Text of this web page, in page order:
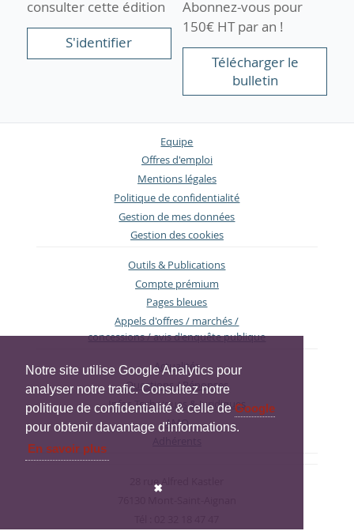
Notre site utilise Google Analytics pour
analyser notre trafic. Consultez notre
politique de confidentialité & celle de Google
pour obtenir davantage d'informations.
En savoir plus
✖
consulter cette édition
S'identifier
Abonnez-vous pour
150€ HT par an !
Télécharger le
bulletin
Equipe
Offres d'emploi
Mentions légales
Politique de confidentialité
Gestion de mes données
Gestion des cookies
Outils & Publications
Compte prémium
Pages bleues
Appels d'offres / marchés /
concessions / avis d'enquête publique
Actualités
Questions / Réponses
Infos Techniques & Juridiques
AMO
28 rue Alfred Kastler